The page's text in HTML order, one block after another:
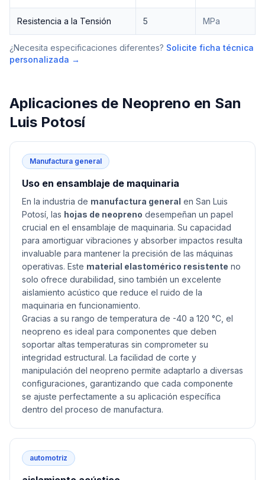
Resistencia a la Tensión 5 MPa
¿Necesita especificaciones diferentes? Solicite ficha técnica
personalizada →
Aplicaciones de Neopreno en San
Luis Potosí
Manufactura general
Uso en ensamblaje de maquinaria
En la industria de manufactura general en San Luis
Potosí, las hojas de neopreno desempeñan un papel
crucial en el ensamblaje de maquinaria. Su capacidad
para amortiguar vibraciones y absorber impactos resulta
invaluable para mantener la precisión de las máquinas
operativas. Este material elastomérico resistente no
solo ofrece durabilidad, sino también un excelente
aislamiento acústico que reduce el ruido de la
maquinaria en funcionamiento.
Gracias a su rango de temperatura de -40 a 120 °C, el
neopreno es ideal para componentes que deben
soportar altas temperaturas sin comprometer su
integridad estructural. La facilidad de corte y
manipulación del neopreno permite adaptarlo a diversas
configuraciones, garantizando que cada componente
se ajuste perfectamente a su aplicación específica
dentro del proceso de manufactura.
automotriz